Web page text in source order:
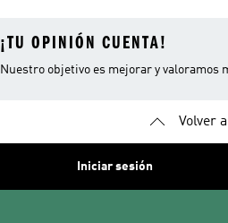
¡TU OPINIÓN CUENTA!
Nuestro objetivo es mejorar y valoramos
Volver
Iniciar sesión